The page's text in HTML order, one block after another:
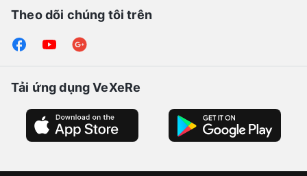
Theo dõi chúng tôi trên
Tải ứng dụng VeXeRe